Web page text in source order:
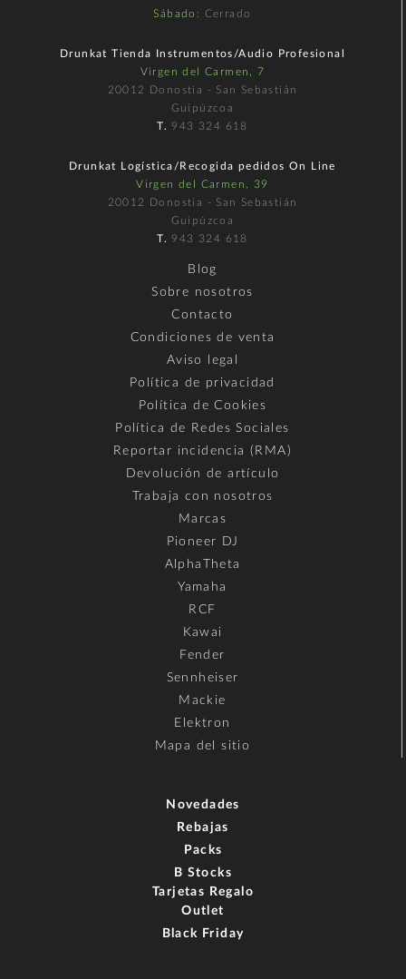
Sábado : Cerrado
Drunkat Tienda Instrumentos/Audio Profesional
Virgen del Carmen, 7
20012 Donostia - San Sebastián
Guipúzcoa
T. 943 324 618
Drunkat Logística/Recogida pedidos On Line
Virgen del Carmen, 39
20012 Donostia - San Sebastián
Guipúzcoa
T. 943 324 618
Blog
Sobre nosotros
Contacto
Condiciones de venta
Aviso legal
Política de privacidad
Política de Cookies
Política de Redes Sociales
Reportar incidencia (RMA)
Devolución de artículo
Trabaja con nosotros
Marcas
Pioneer DJ
AlphaTheta
Yamaha
RCF
Kawai
Fender
Sennheiser
Mackie
Elektron
Mapa del sitio
Novedades
Rebajas
Packs
B Stocks
Tarjetas Regalo
Outlet
Black Friday